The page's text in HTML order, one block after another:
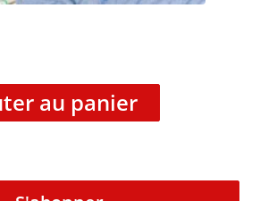
au panier